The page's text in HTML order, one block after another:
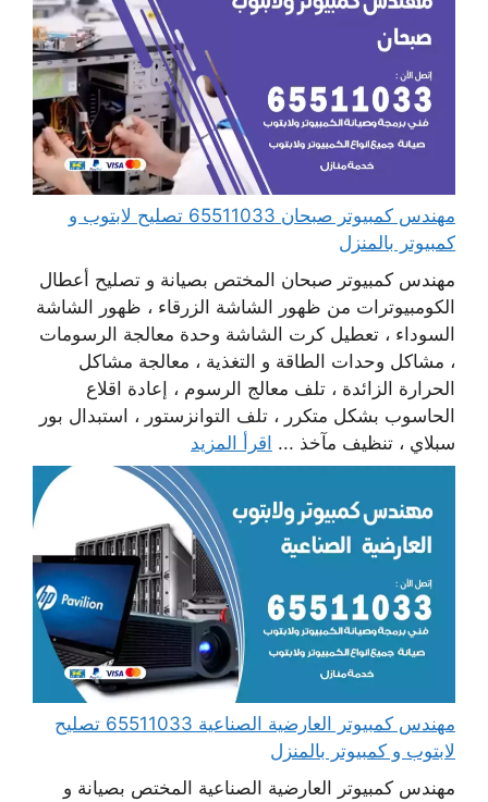
مهندس كمبيوتر صبحان 65511033 تصليح لابتوب و
كمبيوتر بالمنزل
مهندس كمبيوتر صبحان المختص بصيانة و تصليح أعطال
الكومبيوترات من ظهور الشاشة الزرقاء ، ظهور الشاشة
السوداء ، تعطيل كرت الشاشة وحدة معالجة الرسومات
، مشاكل وحدات الطاقة و التغذية ، معالجة مشاكل
الحرارة الزائدة ، تلف معالج الرسوم ، إعادة اقلاع
الحاسوب بشكل متكرر ، تلف التوانزستور ، استبدال بور
سبلاي ، تنظيف مآخذ ... اقرأ المزيد
مهندس كمبيوتر العارضية الصناعية 65511033 تصليح
لابتوب و كمبيوتر بالمنزل
مهندس كمبيوتر العارضية الصناعية المختص بصيانة و